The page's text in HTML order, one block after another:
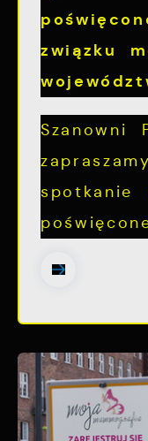
związku
Szanowni
spotkanie